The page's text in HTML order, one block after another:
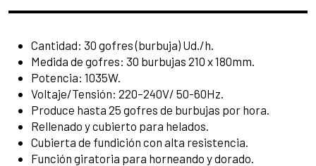
Cantidad: 30 gofres (burbuja) Ud./h.
Medida de gofres: 30 burbujas 210 x 180mm.
Potencia: 1035W.
Voltaje/Tensión: 220–240V/ 50-60Hz.
Produce hasta 25 gofres de burbujas por hora.
Rellenado y cubierto para helados.
Cubierta de fundición con alta resistencia.
Función giratoria para horneando y dorado.